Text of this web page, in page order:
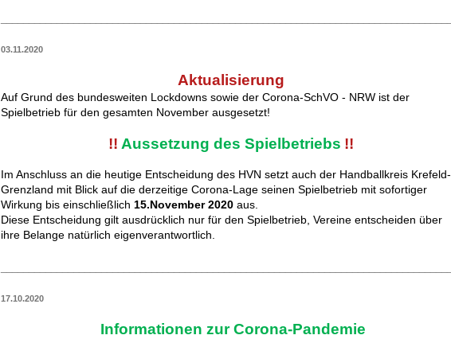
03.11.2020
Aktualisierung
Auf Grund des bundesweiten Lockdowns sowie der Corona-SchVO - NRW ist der
Spielbetrieb für den gesamten November ausgesetzt!
!! Aussetzung des Spielbetriebs !!
Im Anschluss an die heutige Entscheidung des HVN setzt auch der Handballkreis Krefeld-
Grenzland mit Blick auf die derzeitige Corona-Lage seinen Spielbetrieb mit sofortiger
Wirkung bis einschließlich 15.November 2020 aus.
Diese Entscheidung gilt ausdrücklich nur für den Spielbetrieb, Vereine entscheiden über
ihre Belange natürlich eigenverantwortlich.
17.10.2020
Informationen zur Corona-Pandemie